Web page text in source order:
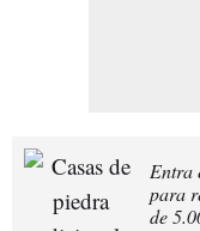
Entra
para
de